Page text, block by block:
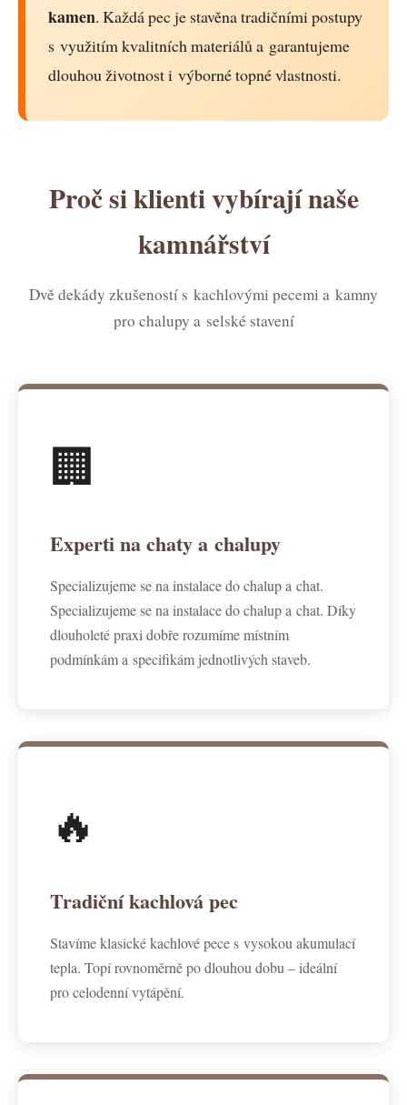
kamen. Každá pec je stavěna tradičními postupy
s využitím kvalitních materiálů a garantujeme
dlouhou životnost i výborné topné vlastnosti.
Proč si klienti vybírají naše
kamnářství
Dvě dekády zkušeností s kachlovými pecemi a kamny
pro chalupy a selské stavení
🏢
Experti na chaty a chalupy
Specializujeme se na instalace do chalup a chat.
Specializujeme se na instalace do chalup a chat. Díky
dlouholeté praxi dobře rozumíme místním
podmínkám a specifikám jednotlivých staveb.
🔥
Tradiční kachlová pec
Stavíme klasické kachlové pece s vysokou akumulací
tepla. Topí rovnoměrně po dlouhou dobu – ideální
pro celodenní vytápění.